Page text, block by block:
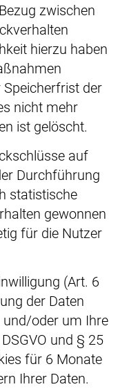
zwischen
hierzu haben
der
nicht mehr
ist gelöscht.
auf
Durchführung
statistische
gewonnen
für die Nutzer
(Art. 6
der Daten
und/oder um Ihre
und § 25
für 6 Monate
Ihrer Daten.